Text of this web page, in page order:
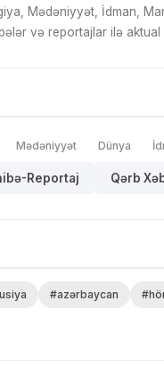
Mədəniyyət, İdman,
və reportajlar ilə aktual
Mədəniyyət Dünya
Reportaj Qərb
#azərbaycan